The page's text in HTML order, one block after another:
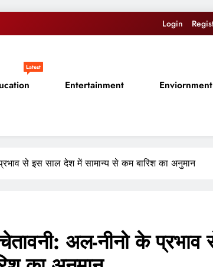
Login
Latest
Entertainment Enviornment
से इस साल देश में सामान्य से कम बारिश का अनुमान
अल-नीनो के